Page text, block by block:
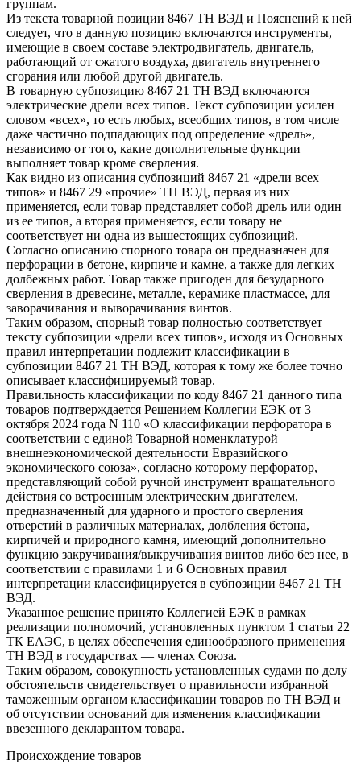
группам.
Из текста товарной позиции 8467 ТН ВЭД и Пояснений к ней
следует, что в данную позицию включаются инструменты,
имеющие в своем составе электродвигатель, двигатель,
работающий от сжатого воздуха, двигатель внутреннего
сгорания или любой другой двигатель.
В товарную субпозицию 8467 21 ТН ВЭД включаются
электрические дрели всех типов. Текст субпозиции усилен
словом «всех», то есть любых, всеобщих типов, в том числе
даже частично подпадающих под определение «дрель»,
независимо от того, какие дополнительные функции
выполняет товар кроме сверления.
Как видно из описания субпозиций 8467 21 «дрели всех
типов» и 8467 29 «прочие» ТН ВЭД, первая из них
применяется, если товар представляет собой дрель или один
из ее типов, а вторая применяется, если товару не
соответствует ни одна из вышестоящих субпозиций.
Согласно описанию спорного товара он предназначен для
перфорации в бетоне, кирпиче и камне, а также для легких
долбежных работ. Товар также пригоден для безударного
сверления в древесине, металле, керамике пластмассе, для
заворачивания и выворачивания винтов.
Таким образом, спорный товар полностью соответствует
тексту субпозиции «дрели всех типов», исходя из Основных
правил интерпретации подлежит классификации в
субпозиции 8467 21 ТН ВЭД, которая к тому же более точно
описывает классифицируемый товар.
Правильность классификации по коду 8467 21 данного типа
товаров подтверждается Решением Коллегии ЕЭК от 3
октября 2024 года N 110 «О классификации перфоратора в
соответствии с единой Товарной номенклатурой
внешнеэкономической деятельности Евразийского
экономического союза», согласно которому перфоратор,
представляющий собой ручной инструмент вращательного
действия со встроенным электрическим двигателем,
предназначенный для ударного и простого сверления
отверстий в различных материалах, долбления бетона,
кирпичей и природного камня, имеющий дополнительно
функцию закручивания/выкручивания винтов либо без нее, в
соответствии с правилами 1 и 6 Основных правил
интерпретации классифицируется в субпозиции 8467 21 ТН
ВЭД.
Указанное решение принято Коллегией ЕЭК в рамках
реализации полномочий, установленных пунктом 1 статьи 22
ТК ЕАЭС, в целях обеспечения единообразного применения
ТН ВЭД в государствах — членах Союза.
Таким образом, совокупность установленных судами по делу
обстоятельств свидетельствует о правильности избранной
таможенным органом классификации товаров по ТН ВЭД и
об отсутствии оснований для изменения классификации
ввезенного декларантом товара.
Происхождение товаров